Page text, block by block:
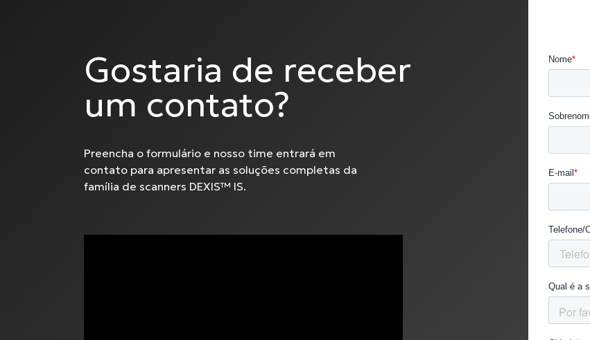
Preencha o formulário e nosso time entrará em
contato para apresentar as soluções completas da
família de scanners DEXIS™ IS.
Gostaria de receber
um contato?